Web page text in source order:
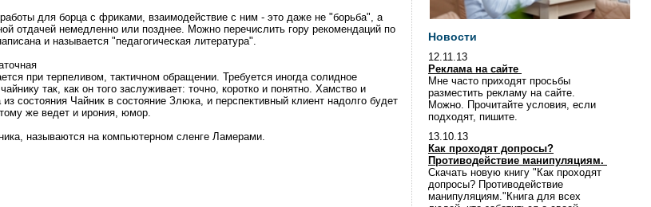
для борца с фриками, взаимодействие с ним - это даже не "борьба", а
отдачей немедленно или позднее. Можно перечислить гору рекомендаций по
и называется "педагогическая литература".
при терпеливом, тактичном обращении. Требуется иногда солидное
так, как он того заслуживает: точно, коротко и понятно. Хамство и
состояния Чайник в состояние Злюка, и перспективный клиент надолго будет
же ведет и ирония, юмор.
называются на компьютерном сленге Ламерами.
Новости
12.11.13
Реклама на сайте
Мне часто приходят просьбы
разместить рекламу на сайте.
Можно. Прочитайте условия, если
подходят, пишите.
13.10.13
Как проходят допросы?
Противодействие манипуляциям.
Скачать новую книгу "Как проходят
допросы? Противодействие
манипуляциям."Книга для всех